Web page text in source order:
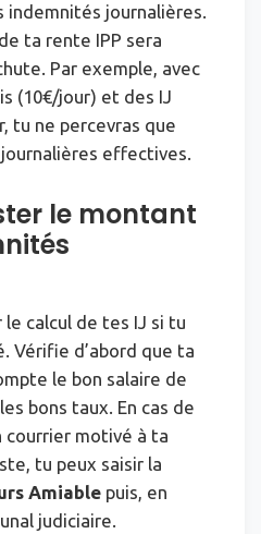
indemnités journalières.
ta rente IPP sera
Par exemple, avec
(10€/jour) et des IJ
tu ne percevras que
effectives.
le montant
calcul de tes IJ si tu
Vérifie d’abord que ta
le bon salaire de
bons taux. En cas de
courrier motivé à ta
tu peux saisir la
Amiable puis, en
judiciaire.